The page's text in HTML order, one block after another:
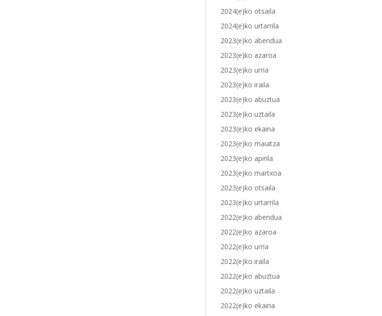
2024(e)ko otsaila
2024(e)ko urtarrila
2023(e)ko abendua
2023(e)ko azaroa
2023(e)ko urria
2023(e)ko iraila
2023(e)ko abuztua
2023(e)ko uztaila
2023(e)ko ekaina
2023(e)ko maiatza
2023(e)ko apirila
2023(e)ko martxoa
2023(e)ko otsaila
2023(e)ko urtarrila
2022(e)ko abendua
2022(e)ko azaroa
2022(e)ko urria
2022(e)ko iraila
2022(e)ko abuztua
2022(e)ko uztaila
2022(e)ko ekaina